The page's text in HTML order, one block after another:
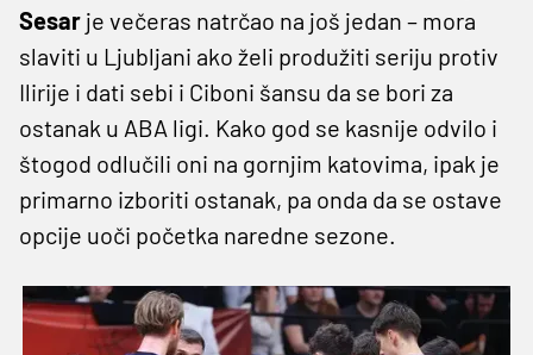
Sesar je večeras natrčao na još jedan – mora
slaviti u Ljubljani ako želi produžiti seriju protiv
Ilirije i dati sebi i Ciboni šansu da se bori za
ostanak u ABA ligi. Kako god se kasnije odvilo i
štogod odlučili oni na gornjim katovima, ipak je
primarno izboriti ostanak, pa onda da se ostave
opcije uoči početka naredne sezone.